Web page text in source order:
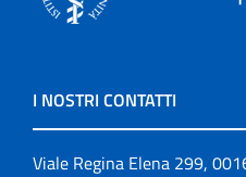
I NOSTRI CONTATTI
Viale Regina Elena 299,